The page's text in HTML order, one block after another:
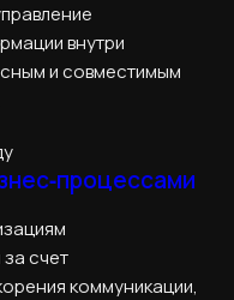
внутри
и совместимым
счет
коммуникации,